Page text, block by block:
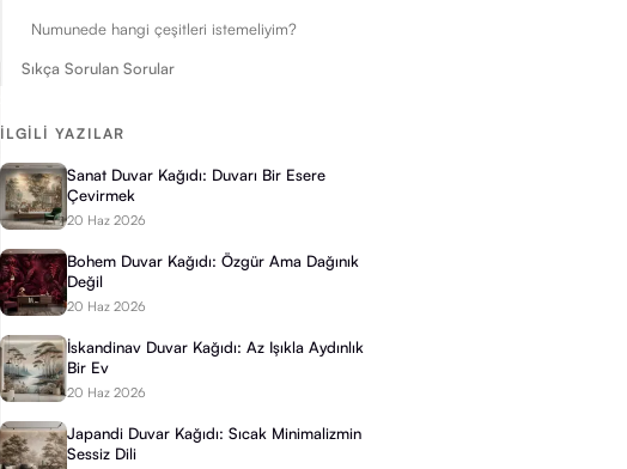
Numunede hangi çeşitleri istemeliyim?
Sıkça Sorulan Sorular
İLGILI YAZILAR
Sanat Duvar Kağıdı: Duvarı Bir Esere
Çevirmek
20 Haz 2026
Bohem Duvar Kağıdı: Özgür Ama Dağınık
Değil
20 Haz 2026
İskandinav Duvar Kağıdı: Az Işıkla Aydınlık
Bir Ev
20 Haz 2026
Japandi Duvar Kağıdı: Sıcak Minimalizmin
Sessiz Dili